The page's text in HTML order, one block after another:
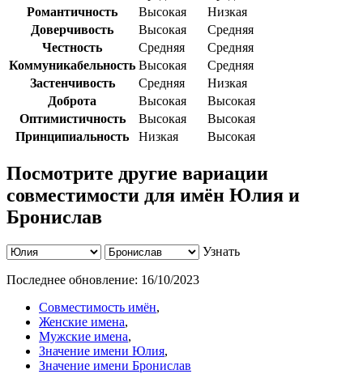
Романтичность
Высокая
Низкая
Доверчивость
Высокая
Средняя
Честность
Средняя
Средняя
Коммуникабельность Высокая
Средняя
Застенчивость
Средняя
Низкая
Доброта
Высокая
Высокая
Оптимистичность
Высокая
Высокая
Принципиальность
Низкая Высокая
Посмотрите другие вариации
совместимости для имён Юлия и
Бронислав
Узнать
Последнее обновление: 16/10/2023
Совместимость имён,
Женские имена,
Мужские имена,
Значение имени Юлия,
Значение имени Бронислав